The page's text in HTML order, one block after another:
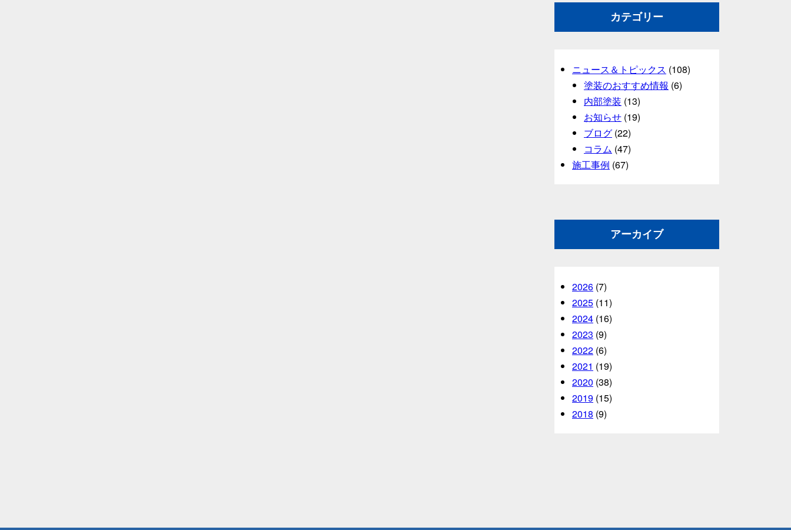
カテゴリー
ニュース＆トピックス (108)
塗装のおすすめ情報 (6)
内部塗装 (13)
お知らせ (19)
ブログ (22)
コラム (47)
施工事例 (67)
アーカイブ
2026 (7)
2025 (11)
2024 (16)
2023 (9)
2022 (6)
2021 (19)
2020 (38)
2019 (15)
2018 (9)